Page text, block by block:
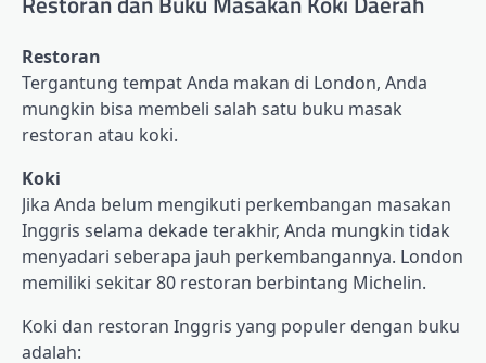
Restoran
Tergantung tempat Anda makan di London, Anda
mungkin bisa membeli salah satu buku masak
restoran atau koki.
Koki
Jika Anda belum mengikuti perkembangan masakan
Inggris selama dekade terakhir, Anda mungkin tidak
menyadari seberapa jauh perkembangannya. London
memiliki sekitar 80 restoran berbintang Michelin.
Koki dan restoran Inggris yang populer dengan buku
adalah: